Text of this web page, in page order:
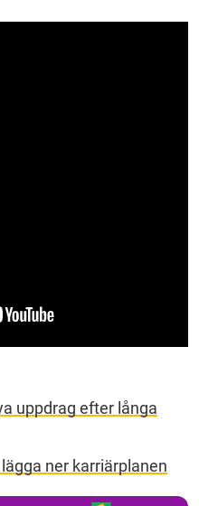
uppdrag efter långa
ner karriärplanen